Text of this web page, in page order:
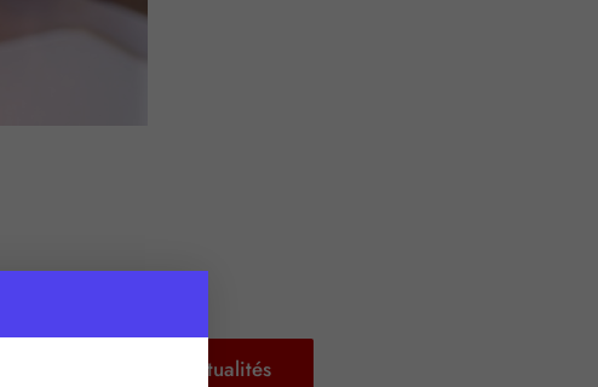
Retour aux actualités